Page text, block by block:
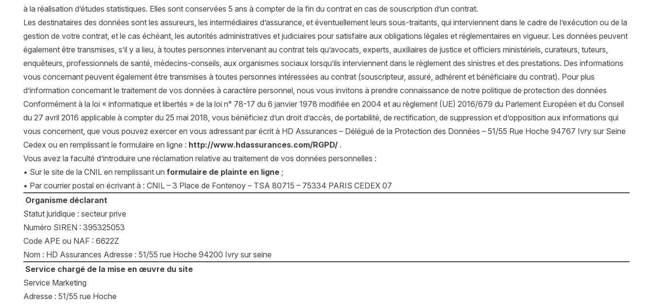
à la réalisation d’études statistiques. Elles sont conservées 5 ans à compter de la fin du contrat en cas de souscription d’un contrat.
Les destinataires des données sont les assureurs, les intermédiaires d’assurance, et éventuellement leurs sous-traitants, qui interviennent dans le cadre de l’exécution ou de la
gestion de votre contrat, et le cas échéant, les autorités administratives et judiciaires pour satisfaire aux obligations légales et réglementaires en vigueur. Les données peuvent
également être transmises, s’il y a lieu, à toutes personnes intervenant au contrat tels qu’avocats, experts, auxiliaires de justice et officiers ministériels, curateurs, tuteurs,
enquêteurs, professionnels de santé, médecins-conseils, aux organismes sociaux lorsqu’ils interviennent dans le règlement des sinistres et des prestations. Des informations
vous concernant peuvent également être transmises à toutes personnes intéressées au contrat (souscripteur, assuré, adhérent et bénéficiaire du contrat). Pour plus
d’information concernant le traitement de vos données à caractère personnel, nous vous invitons à prendre connaissance de notre politique de protection des données
Conformément à la loi « informatique et libertés » de la loi n° 78-17 du 6 janvier 1978 modifiée en 2004 et au règlement (UE) 2016/679 du Parlement Européen et du Conseil
du 27 avril 2016 applicable à compter du 25 mai 2018, vous bénéficiez d’un droit d’accès, de portabilité, de rectification, de suppression et d’opposition aux informations qui
vous concernent, que vous pouvez exercer en vous adressant par écrit à HD Assurances – Délégué de la Protection des Données – 51/55 Rue Hoche 94767 Ivry sur Seine
Cedex ou en remplissant le formulaire en ligne : http://www.hdassurances.com/RGPD/ .
Vous avez la faculté d’introduire une réclamation relative au traitement de vos données personnelles :
• Sur le site de la CNIL en remplissant un formulaire de plainte en ligne ;
• Par courrier postal en écrivant à : CNIL – 3 Place de Fontenoy – TSA 80715 – 75334 PARIS CEDEX 07
Organisme déclarant
Statut juridique : secteur prive
Numéro SIREN : 395325053
Code APE ou NAF : 6622Z
Nom : HD Assurances Adresse : 51/55 rue Hoche 94200 Ivry sur seine
Service chargé de la mise en œuvre du site
Service Marketing
Adresse : 51/55 rue Hoche